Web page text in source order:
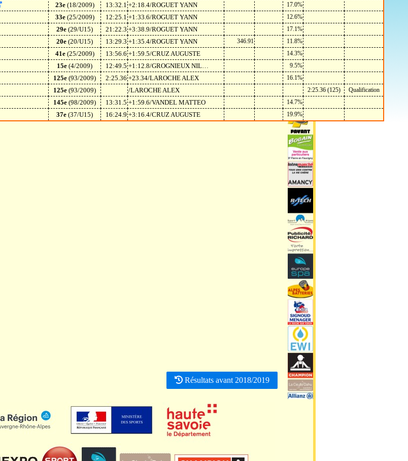
23e (18/2009) 13:32.1 +2:18.4/ROGUET YANN 17.0%
33e (25/2009) 12:25.1 +1:33.6/ROGUET YANN 12.6%
29e (29/U15) 21:22.3 +3:38.9/ROGUET YANN 17.1%
20e (20/U15) 13:29.3 +1:35.4/ROGUET YANN 346.91 11.8%
41e (25/2009) 13:56.6 +1:59.5/CRUZ AUGUSTE 14.3%
15e (4/2009) 12:49.5 +1:12.8/GROGNIEUX NIL… 9.5%
125e (93/2009) 2:25.36 +23.34/LAROCHE ALEX 16.1%
125e (93/2009) /LAROCHE ALEX 2:25.36 (125) Qualification
145e (98/2009) 13:31.5 +1:59.6/VANDEL MATTEO 14.7%
37e (37/U15) 16:24.9 +3:16.4/CRUZ AUGUSTE 19.9%
Résultats avant 2018/2019